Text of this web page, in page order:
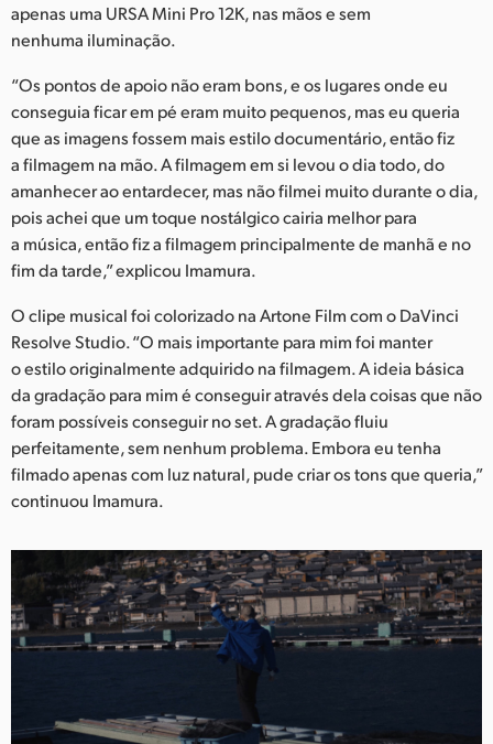
United States
apenas uma URSA Mini Pro 12K, nas mãos e sem
nenhuma iluminação.
“Os pontos de apoio não eram bons, e os lugares onde eu
conseguia ficar em pé eram muito pequenos, mas eu queria
que as imagens fossem mais estilo documentário, então fiz
a filmagem na mão. A filmagem em si levou o dia todo, do
amanhecer ao entardecer, mas não filmei muito durante o dia,
pois achei que um toque nostálgico cairia melhor para
a música, então fiz a filmagem principalmente de manhã e no
fim da tarde,” explicou Imamura.
O clipe musical foi colorizado na Artone Film com o DaVinci
Resolve Studio. “O mais importante para mim foi manter
o estilo originalmente adquirido na filmagem. A ideia básica
da gradação para mim é conseguir através dela coisas que não
foram possíveis conseguir no set. A gradação fluiu
perfeitamente, sem nenhum problema. Embora eu tenha
filmado apenas com luz natural, pude criar os tons que queria,”
continuou Imamura.